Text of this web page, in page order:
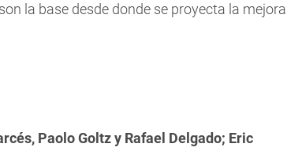
la base desde donde se proyecta la mejora
Paolo Goltz y Rafael Delgado; Eric